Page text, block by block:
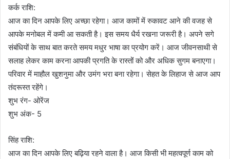
कर्क राशि:
आज का दिन आपके लिए अच्छा रहेगा। आज कामों में रुकावट आने की वजह से
आपके मनोबल में कमी आ सकती है। इस समय धैर्य रखना जरूरी है। अपने सगे
संबंधियों के साथ बात करते समय मधुर भाषा का प्रयोग करें। आज जीवनसाथी से
सलाह लेकर काम करना आपकी प्रगति के रास्तों को और अधिक सुगम बनाएगा।
परिवार में माहौल खुशनुमा और उमंग भरा बना रहेगा। सेहत के लिहाज से आज आप
तंदरूस्त रहेंगे।
शुभ रंग- ओरेंज
शुभ अंक- 5
सिंह राशि:
आज का दिन आपके लिए बढ़िया रहने वाला है। आज किसी भी महत्वपूर्ण काम को